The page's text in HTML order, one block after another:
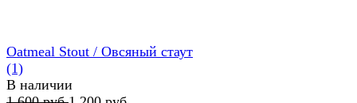
Oatmeal Stout / Овсяный стаут
(1)
В наличии